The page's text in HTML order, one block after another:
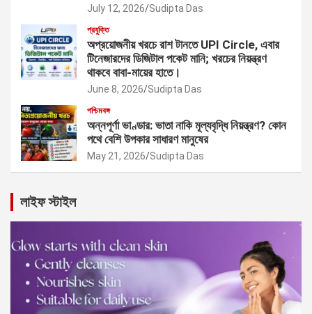
July 12, 2026 Sudipta Das
প্রযুক্তি
অপ্রয়োজনীয় খরচে রাশ টানতে UPI Circle, এবার
টিনেজারদের ডিজিটাল পকেট মানি; খরচের নিয়ন্ত্রণ
থাকবে বাবা-মায়ের হাতে।
June 8, 2026 Sudipta Das
পশ্চিমবঙ্গ
অন্নপূর্ণা ভাণ্ডার: ভাতা নাকি মূল্যবৃদ্ধি নিয়ন্ত্রণ? কোন
পথে বেশি উপকার সাধারণ মানুষের
May 21, 2026 Sudipta Das
লাইফ স্টাইল